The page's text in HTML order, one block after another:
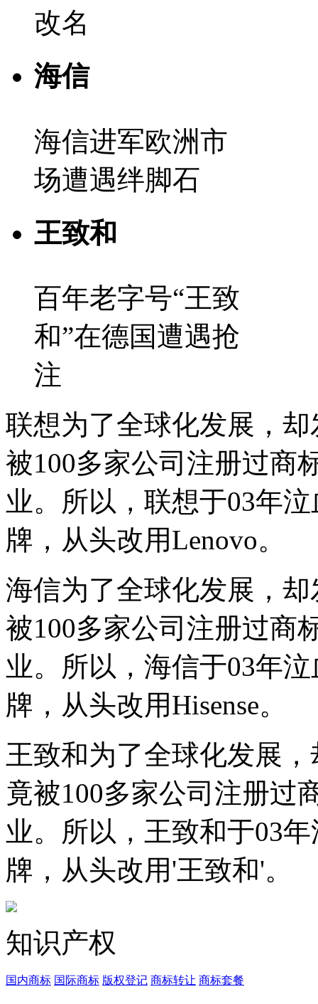
改名
海信
海信进军欧洲市
场遭遇绊脚石
王致和
百年老字号“王致
和”在德国遭遇抢
注
联想为了全球化发展，
被100多家公司注册过商
业。所以，联想于03年
牌，从头改用Lenovo。
海信为了全球化发展，
被100多家公司注册过商
业。所以，海信于03年
牌，从头改用Hisense。
王致和为了全球化发展
竟被100多家公司注册过
业。所以，王致和于03
牌，从头改用'王致和'。
知识产权
国内商标 国际商标 版权登记 商标转让 商标套餐